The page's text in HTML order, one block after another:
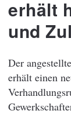
erhält
und
Der
erhält einen